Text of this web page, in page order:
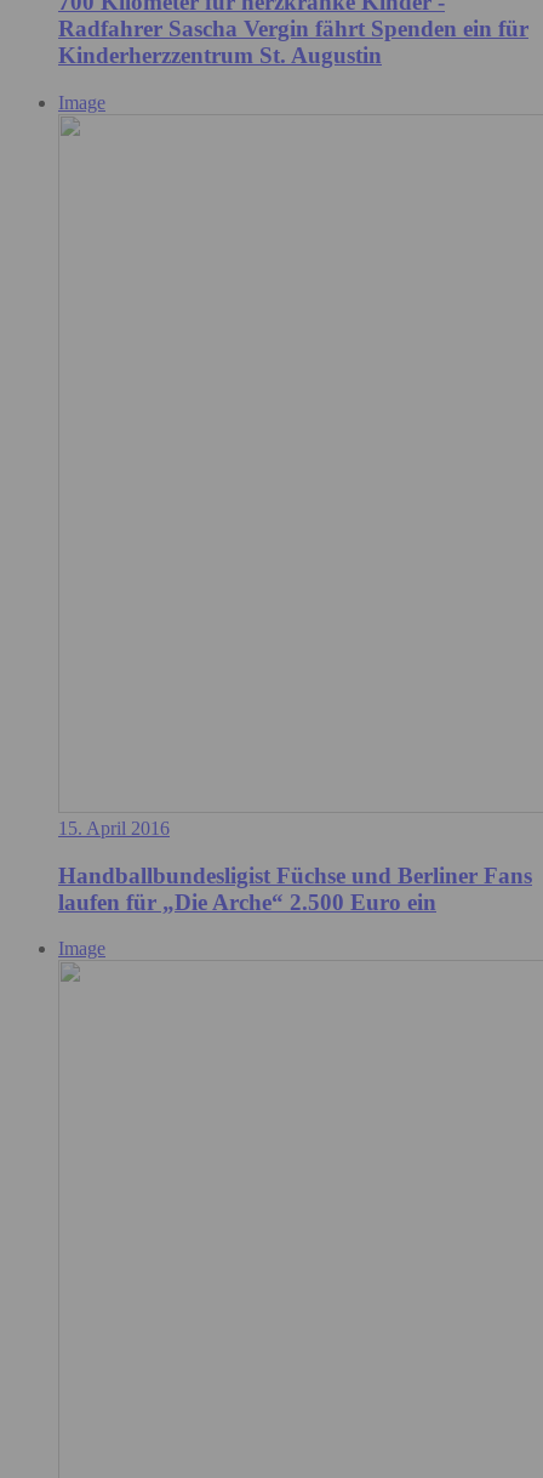
Radfahrer Sascha Vergin fährt Spenden ein für
Kinderherzzentrum St. Augustin
Image
15. April 2016
Handballbundesligist Füchse und Berliner Fans
laufen für „Die Arche“ 2.500 Euro ein
Image